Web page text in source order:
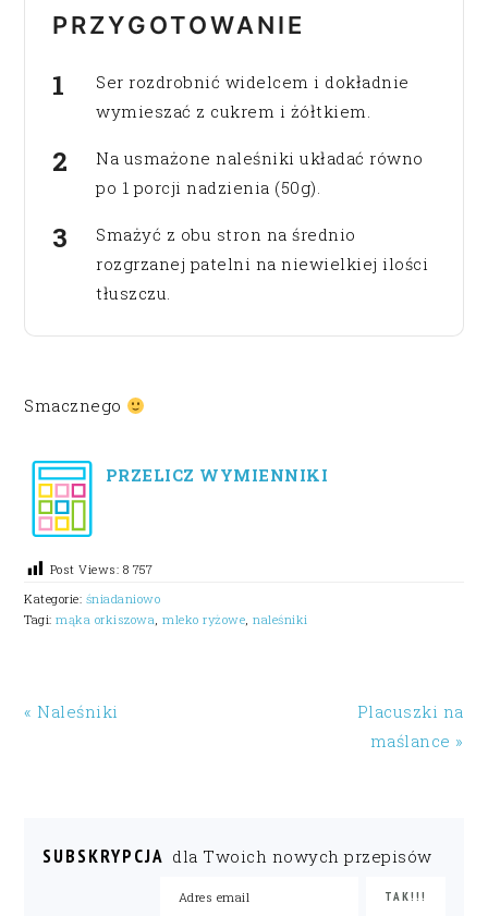
PRZYGOTOWANIE
Ser rozdrobnić widelcem i dokładnie
wymieszać z cukrem i żółtkiem.
Na usmażone naleśniki układać równo
po 1 porcji nadzienia (50g).
Smażyć z obu stron na średnio
rozgrzanej patelni na niewielkiej ilości
tłuszczu.
Smacznego
PRZELICZ WYMIENNIKI
Post Views: 8 757
Kategorie: śniadaniowo
Tagi:mąka orkiszowa,mleko ryżowe,naleśniki
« Naleśniki
Placuszki na
maślance »
SUBSKRYPCJA dla Twoich nowych przepisów